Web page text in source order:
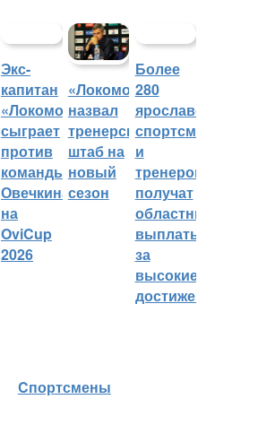
Экс-
капитан
«Локомотива»
сыграет
против
команды
Овечкина
на
OviCup
2026
«Локомотив»
назвал
тренерский
штаб на
новый
сезон
Более
280
ярославских
спортсменов
и
тренеров
получат
областные
выплаты
за
высокие
достижения
Cпортсмены